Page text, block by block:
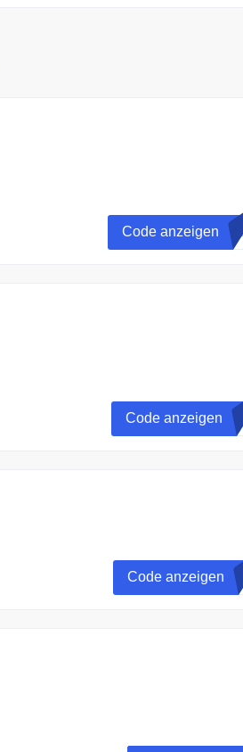
Code anzeigen
Aktionen kombinierbar.
Code anzeigen
Code anzeigen